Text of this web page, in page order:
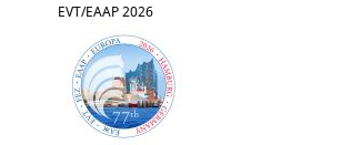
EVT/EAAP 2026